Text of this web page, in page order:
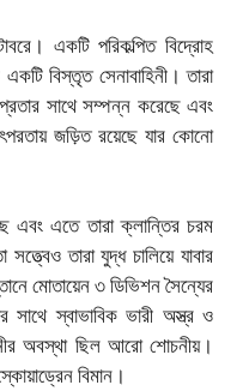
একটি পরিকল্পিত বিদ্রোহ
বিস্তৃত সেনাবাহিনী। তারা
সাথে সম্পন্ন করেছে এবং
জড়িত রয়েছে যার কোনো
এবং এতে তারা ক্লান্তির চরম
তারা যুদ্ধ চালিয়ে যাবার
মোতায়েন ৩ ডিভিশন সৈন্যের
স্বাভাবিক ভারী অস্ত্র ও
অবস্থা ছিল আরো শোচনীয়।
বিমান।